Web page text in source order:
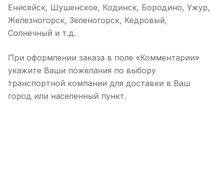
Енисейск, Шушенское, Кодинск, Бородино, Ужур,
Железногорск, Зеленогорск, Кедровый,
Солнечный и т.д.
При оформлении заказа в поле «Комментарии»
укажите Ваши пожелания по выбору
транспортной компании для доставки в Ваш
город или населенный пункт.